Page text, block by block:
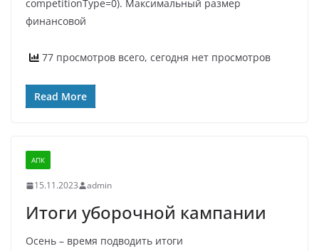
competitionType=0). Максимальный размер
финансовой
77 просмотров всего, сегодня нет просмотров
Read More
АПК
15.11.2023 admin
Итоги уборочной кампании
Осень – время подводить итоги